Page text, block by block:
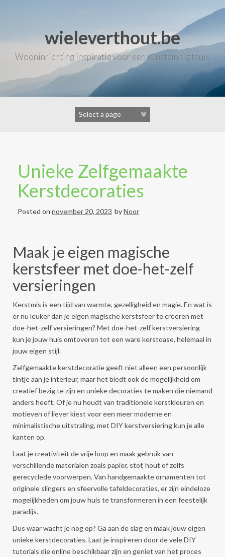
wieleverthout.be
Wooninrichting inspiratie voor een kunstzinnig thuis
Unieke Zelfgemaakte
Kerstdecoraties
Posted on november 20, 2023 byNoor
Maak je eigen magische
kerstsfeer met doe-het-zelf
versieringen
Kerstmis is een tijd van warmte, gezelligheid en magie. En wat is
er nu leuker dan je eigen magische kerstsfeer te creëren met
doe-het-zelf versieringen? Met doe-het-zelf kerstversiering
kun je jouw huis omtoveren tot een ware kerstoase, helemaal in
jouw eigen stijl.
Zelfgemaakte kerstdecoratie geeft niet alleen een persoonlijk
tintje aan je interieur, maar het biedt ook de mogelijkheid om
creatief bezig te zijn en unieke decoraties te maken die niemand
anders heeft. Of je nu houdt van traditionele kerstkleuren en
motieven of liever kiest voor een meer moderne en
minimalistische uitstraling, met DIY kerstversiering kun je alle
kanten op.
Laat je creativiteit de vrije loop en maak gebruik van
verschillende materialen zoals papier, stof, hout of zelfs
gerecyclede voorwerpen. Van handgemaakte ornamenten tot
originele slingers en sfeervolle tafeldecoraties, er zijn eindeloze
mogelijkheden om jouw huis te transformeren in een feestelijk
paradijs.
Dus waar wacht je nog op? Ga aan de slag en maak jouw eigen
unieke kerstdecoraties. Laat je inspireren door de vele DIY
tutorials die online beschikbaar zijn en geniet van het proces